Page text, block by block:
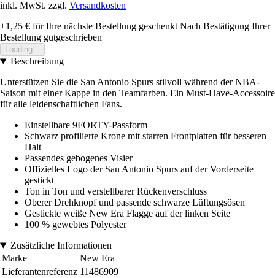
inkl. MwSt. zzgl. Versandkosten
+1,25 € für Ihre nächste Bestellung geschenkt Nach Bestätigung Ihrer
Bestellung gutgeschrieben
Loading...
Beschreibung
Unterstützen Sie die San Antonio Spurs stilvoll während der NBA-
Saison mit einer Kappe in den Teamfarben. Ein Must-Have-Accessoire
für alle leidenschaftlichen Fans.
Einstellbare 9FORTY-Passform
Schwarz profilierte Krone mit starren Frontplatten für besseren
Halt
Passendes gebogenes Visier
Offizielles Logo der San Antonio Spurs auf der Vorderseite
gestickt
Ton in Ton und verstellbarer Rückenverschluss
Oberer Drehknopf und passende schwarze Lüftungsösen
Gestickte weiße New Era Flagge auf der linken Seite
100 % gewebtes Polyester
Zusätzliche Informationen
Marke
New Era
Lieferantenreferenz 11486909